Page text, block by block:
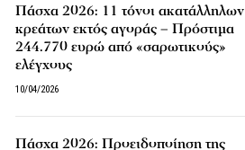
Πάσχα 2026: 11 τόνοι ακατάλληλων
κρεάτων εκτός αγοράς – Πρόστιμα
244.770 ευρώ από «σαρωτικούς»
ελέγχους
10/04/2026
Πάσχα 2026: Προειδοποίηση της